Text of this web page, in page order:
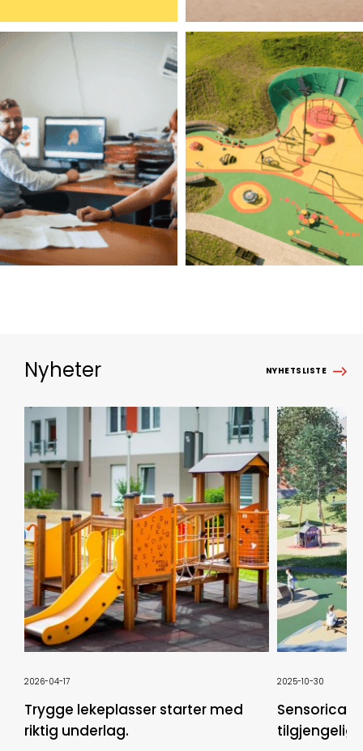
Nyheter NYHETSLISTE
2026-04-17
Trygge lekeplasser starter med
riktig underlag.
2025-10-30
Sensorica: